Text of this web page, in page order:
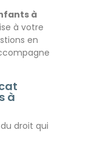
à
à votre
en
à
droit qui